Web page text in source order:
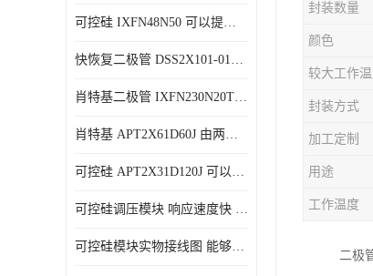
可控硅 IXFN48N50 可以提供稳定的电压输出
快恢复二极管 DSS2X101-015A 具有较高的可靠性
肖特基二极管 IXFN230N20T 可以提供稳定的电压输出
肖特基 APT2X61D60J 由两个半导体材料组成
可控硅 APT2X31D120J 可以提供稳定的电压输出
可控硅调压模块 响应速度快 可控性强
可控硅模块实物接线图 能够减少能量损耗 响应速度快
封装数量
颜色
较大工作
封装方式
加工定制
用途
工作温度
二极